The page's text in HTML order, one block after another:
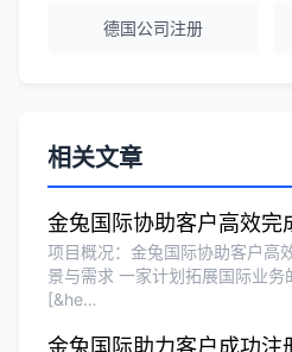
泰国公司注册和银行
刘总
泰国BOI申请+建厂规
美！
香港公司注册和审计服
德国公司注册
相关文章
金兔国际协助客户高效完
项目概况：金兔国际协助客户高
景与需求​ 一家计划拓展国际业务
[&he…
金兔国际助力客户成功注